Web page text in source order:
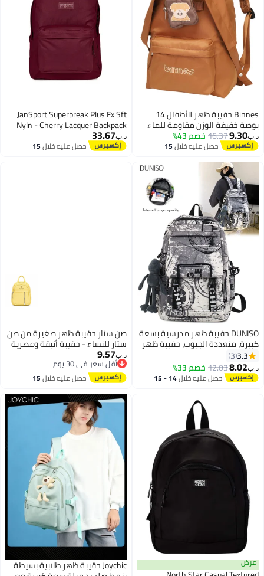
4
Binnes حقيبة ظهر للأطفال 14
بوصة خفيفة الوزن مقاومة للماء
متعددة الوظائف للمدرسة للبنات
والأولاد، BNS6015، شوكولاتة
د.ب‏9.30
16.37خصم 43%
احصل عليه خلال15
JanSport Superbreak Plus Fx Sft
Nyln - Cherry Lacquer Backpack
د.ب‏33.67
احصل عليه خلال15
DUNISO حقيبة ظهر مدرسية بسعة
كبيرة، متعددة الجيوب، حقيبة ظهر
مدرسية للطلاب، حقيبة كتب
مطبوعة بحروف، حقائب ظهر مضادة
للماء ومقاومة للاهتراء للمراهقين،
حقيبة ظهر لطلاب الجامعات، حقيبة
كمبيوتر محمول للسفر غير الرسمي
3.3
3
د.ب‏8.02
12.03خصم 33%
احصل عليه خلال 14 - 15
صن ستار حقيبة ظهر صغيرة من صن
ستار للنساء - حقيبة أنيقة وعصرية
صغيرة الحجم مزودة بسحاب أمامي
د.ب‏9.57
أقل سعر في 30 يوم
أقل سعر في 30 يوماحصل عليه خلال15
عرض Joychic حقيبة ظهر طلابية بسيطة